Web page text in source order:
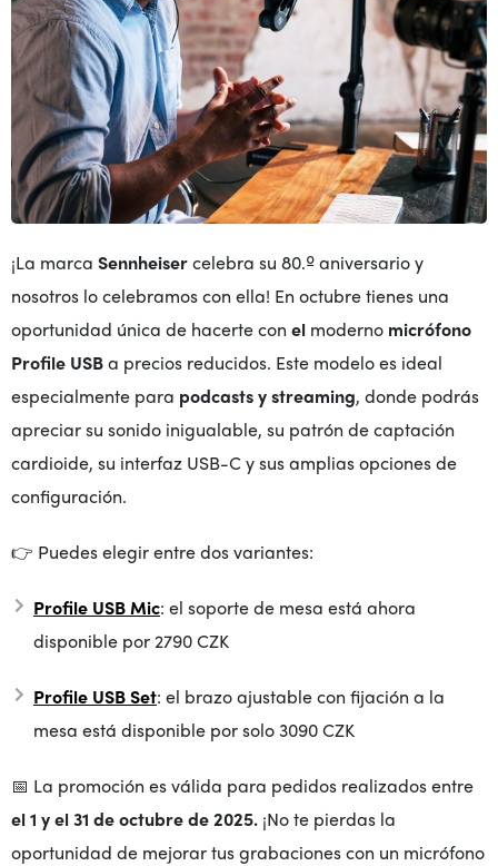
¡La marca Sennheisercelebra su 80.º aniversario y
nosotros lo celebramos con ella! En octubre tienes una
oportunidad única de hacerte con el moderno micrófono
Profile USBa precios reducidos. Este modelo es ideal
especialmente para podcasts y streaming, donde podrás
apreciar su sonido inigualable, su patrón de captación
cardioide, su interfaz USB-C y sus amplias opciones de
configuración.
👉 Puedes elegir entre dos variantes:
Profile USB Mic: el soporte de mesa está ahora
disponible por 2790 CZK
Profile USB Set: el brazo ajustable con fijación a la
mesa está disponible por solo 3090 CZK
📅 La promoción es válida para pedidos realizados entre
el 1 y el 31 de octubre de 2025. ¡No te pierdas la
oportunidad de mejorar tus grabaciones con un micrófono